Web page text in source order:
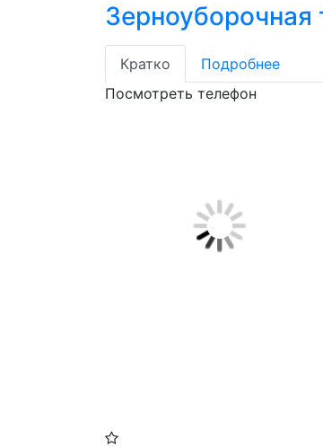
Зерноуборочная
Кратко
Подробнее
Посмотреть телефон